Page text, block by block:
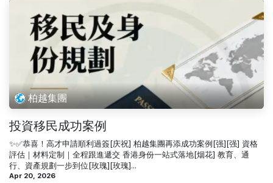
柏越集團
投資移民成功案例
✨✅恭喜！高才申請順利過簽[庆祝] 柏越集團再添成功案例[强][强] 資格
評估｜材料定制｜全程跟進遞交 香港身份一站式落地[烟花] 教育、通
行、資產規劃一步到位[玫瑰][玫瑰]...
Apr 20, 2026